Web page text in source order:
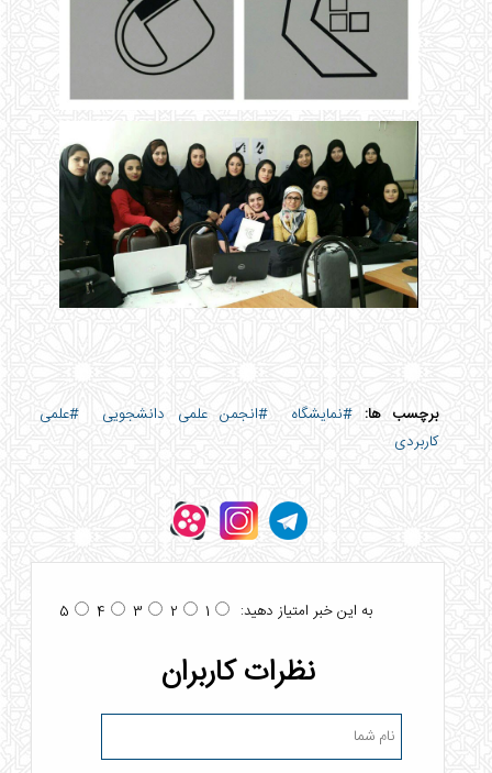
برچسب ها:#نمایشگاه #انجمن علمی دانشجویی
#علمی
کاربردی
به این خبر امتیاز دهید: 1
2
3
4
5
نظرات کاربران